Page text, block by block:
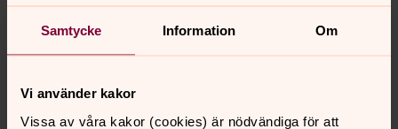
Samtycke Information Om
Vi använder kakor
Vissa av våra kakor (cookies) är nödvändiga för att